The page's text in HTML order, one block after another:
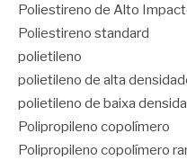
Poliestireno de Alto
Poliestireno standard
polietileno
polietileno de alta
polietileno de baixa
Polipropileno copolímero
Polipropileno copolímero